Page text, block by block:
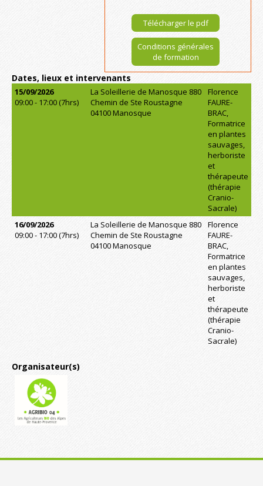
Télécharger le pdf
Conditions générales
de formation
Dates, lieux et intervenants
15/09/2026
09:00 - 17:00 (7hrs)
La Soleillerie de Manosque 880
Chemin de Ste Roustagne
04100 Manosque
Florence
FAURE-
BRAC,
Formatrice
en plantes
sauvages,
herboriste
et
thérapeute
(thérapie
Cranio-
Sacrale)
16/09/2026
09:00 - 17:00 (7hrs)
La Soleillerie de Manosque 880
Chemin de Ste Roustagne
04100 Manosque
Florence
FAURE-
BRAC,
Formatrice
en plantes
sauvages,
herboriste
et
thérapeute
(thérapie
Cranio-
Sacrale)
Organisateur(s)